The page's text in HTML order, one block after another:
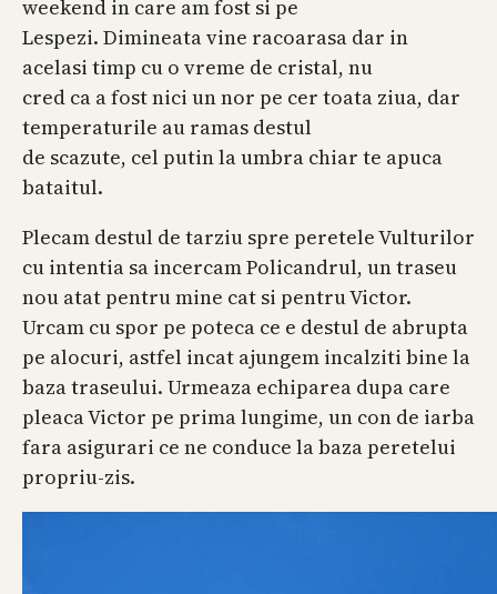
weekend in care am fost si pe
Lespezi. Dimineata vine racoarasa dar in
acelasi timp cu o vreme de cristal, nu
cred ca a fost nici un nor pe cer toata ziua, dar
temperaturile au ramas destul
de scazute, cel putin la umbra chiar te apuca
bataitul.
Plecam destul de tarziu spre peretele Vulturilor
cu intentia sa incercam Policandrul, un traseu
nou atat pentru mine cat si pentru Victor.
Urcam cu spor pe poteca ce e destul de abrupta
pe alocuri, astfel incat ajungem incalziti bine la
baza traseului. Urmeaza echiparea dupa care
pleaca Victor pe prima lungime, un con de iarba
fara asigurari ce ne conduce la baza peretelui
propriu-zis.